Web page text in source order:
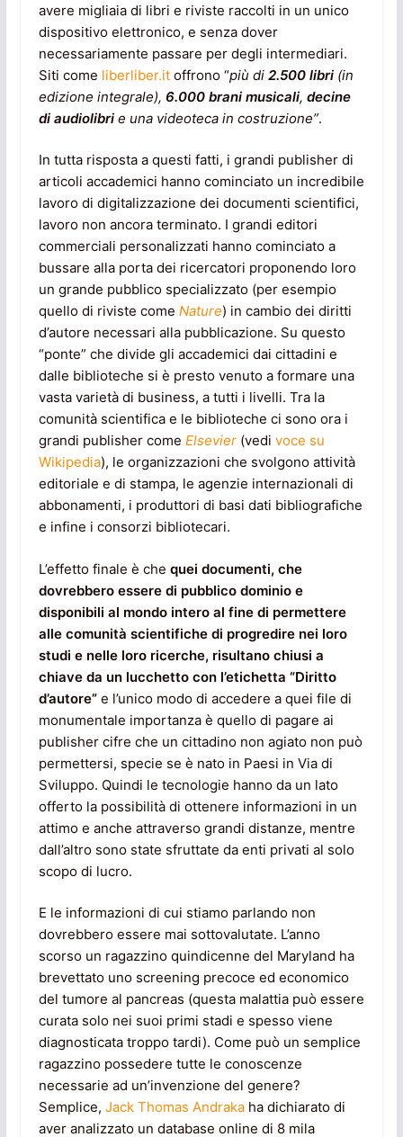
avere migliaia di libri e riviste raccolti in un unico
dispositivo elettronico, e senza dover
necessariamente passare per degli intermediari.
Siti come liberliber.itoffrono “più di 2.500 libri (in
edizione integrale), 6.000 brani musicali, decine
di audiolibri e una videoteca in costruzione”.
In tutta risposta a questi fatti, i grandi publisher di
articoli accademici hanno cominciato un incredibile
lavoro di digitalizzazione dei documenti scientifici,
lavoro non ancora terminato. I grandi editori
commerciali personalizzati hanno cominciato a
bussare alla porta dei ricercatori proponendo loro
un grande pubblico specializzato (per esempio
quello di riviste come Nature) in cambio dei diritti
d’autore necessari alla pubblicazione. Su questo
“ponte” che divide gli accademici dai cittadini e
dalle biblioteche si è presto venuto a formare una
vasta varietà di business, a tutti i livelli. Tra la
comunità scientifica e le biblioteche ci sono ora i
grandi publisher come Elsevier (vedi voce su
Wikipedia), le organizzazioni che svolgono attività
editoriale e di stampa, le agenzie internazionali di
abbonamenti, i produttori di basi dati bibliografiche
e infine i consorzi bibliotecari.
L’effetto finale è che quei documenti, che
dovrebbero essere di pubblico dominio e
disponibili al mondo intero al fine di permettere
alle comunità scientifiche di progredire nei loro
studi e nelle loro ricerche, risultano chiusi a
chiave da un lucchetto con l’etichetta “Diritto
d’autore”e l’unico modo di accedere a quei file di
monumentale importanza è quello di pagare ai
publisher cifre che un cittadino non agiato non può
permettersi, specie se è nato in Paesi in Via di
Sviluppo. Quindi le tecnologie hanno da un lato
offerto la possibilità di ottenere informazioni in un
attimo e anche attraverso grandi distanze, mentre
dall’altro sono state sfruttate da enti privati al solo
scopo di lucro.
E le informazioni di cui stiamo parlando non
dovrebbero essere mai sottovalutate. L’anno
scorso un ragazzino quindicenne del Maryland ha
brevettato uno screening precoce ed economico
del tumore al pancreas (questa malattia può essere
curata solo nei suoi primi stadi e spesso viene
diagnosticata troppo tardi). Come può un semplice
ragazzino possedere tutte le conoscenze
necessarie ad un’invenzione del genere?
Semplice, Jack Thomas Andrakaha dichiarato di
aver analizzato un database online di 8 mila